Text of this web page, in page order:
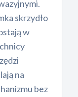
skrzydło
w
na
bez